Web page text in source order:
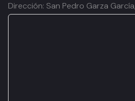
Dirección: San Pedro Garza